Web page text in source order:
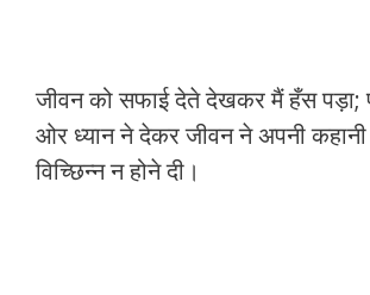
जीवन को सफाई देते देखकर मैं हँस पड़ा;
ओर ध्यान ने देकर जीवन ने अपनी कहानी
विच्छिन्न न होने दी।